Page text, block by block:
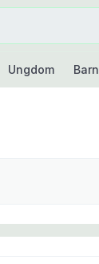
Ungdom Barn